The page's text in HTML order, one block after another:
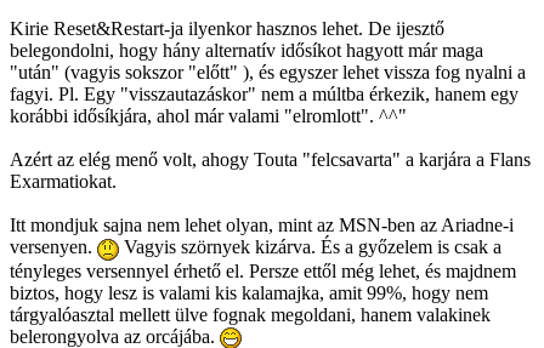
Kirie Reset&Restart-ja ilyenkor hasznos lehet. De ijesztő
belegondolni, hogy hány alternatív idősíkot hagyott már maga
"után" (vagyis sokszor "előtt" ), és egyszer lehet vissza fog nyalni a
fagyi. Pl. Egy "visszautazáskor" nem a múltba érkezik, hanem egy
korábbi idősíkjára, ahol már valami "elromlott". ^^"
Azért az elég menő volt, ahogy Touta "felcsavarta" a karjára a Flans
Exarmatiokat.
Itt mondjuk sajna nem lehet olyan, mint az MSN-ben az Ariadne-i
versenyen.
Vagyis szörnyek kizárva. És a győzelem is csak a
tényleges versennyel érhető el. Persze ettől még lehet, és majdnem
biztos, hogy lesz is valami kis kalamajka, amit 99%, hogy nem
tárgyalóasztal mellett ülve fognak megoldani, hanem valakinek
belerongyolva az orcájába.